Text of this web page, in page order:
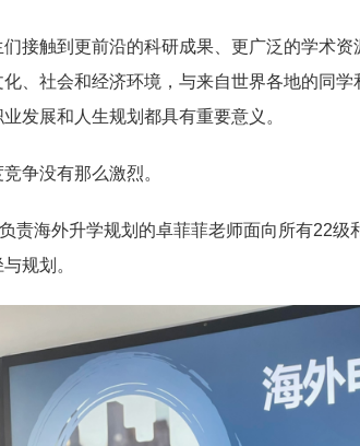
接触到更前沿的科研成果、更广泛的学术
、社会和经济环境，与来自世界各地的同
发展和人生规划都具有重要意义。
争没有那么激烈。
责海外升学规划的卓菲菲老师面向所有22级
规划。